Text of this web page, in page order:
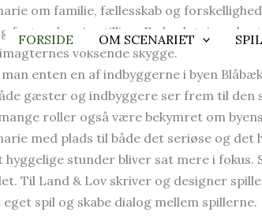
FORSIDE OM SCENARIET
om familie, fællesskab og
fratræder sin stilling. En beslutning,
voksende skygge.
enten en af indbyggerne i byen
gæster og indbyggere ser frem til
roller også være bekymret om
med plads til både det seriøse og
hyggelige stunder bliver sat mere i
Til Land & Lov skriver og designer
spil og skabe dialog mellem spillerne.